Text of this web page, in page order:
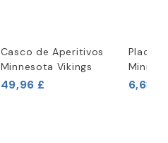
Casco de Aperitivos
Minnesota Vikings
49,96 £
Placa
6,63 £